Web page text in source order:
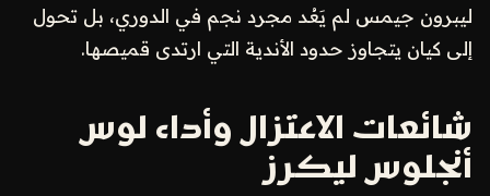
ليبرون جيمس لم يَعُد مجرد نجم في الدوري، بل تحول
إلى كيان يتجاوز حدود الأندية التي ارتدى قميصها.
شائعات الاعتزال وأداء لوس
أنجلوس ليكرز